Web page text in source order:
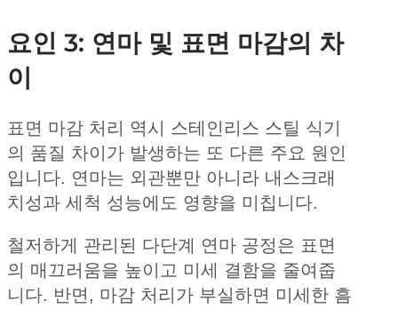
요인 3: 연마 및 표면 마감의 차
이
표면 마감 처리 역시 스테인리스 스틸 식기
의 품질 차이가 발생하는 또 다른 주요 원인
입니다. 연마는 외관뿐만 아니라 내스크래
치성과 세척 성능에도 영향을 미칩니다.
철저하게 관리된 다단계 연마 공정은 표면
의 매끄러움을 높이고 미세 결함을 줄여줍
니다. 반면, 마감 처리가 부실하면 미세한 흠